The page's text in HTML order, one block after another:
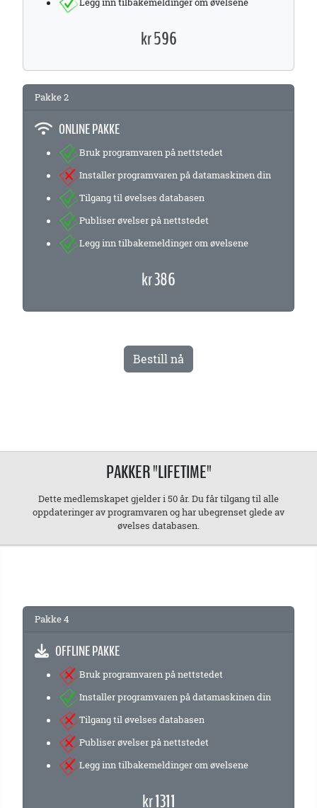
kr 596
Pakke 2
ONLINE PAKKE
Bruk programvaren på nettstedet
Installer programvaren på datamaskinen din
Tilgang til øvelses databasen
Publiser øvelser på nettstedet
Legg inn tilbakemeldinger om øvelsene
kr 386
Bestill nå
PAKKER "LIFETIME"
Dette medlemskapet gjelder i 50 år. Du får tilgang til alle
oppdateringer av programvaren og har ubegrenset glede av
øvelses databasen.
Pakke 4
OFFLINE PAKKE
Bruk programvaren på nettstedet
Installer programvaren på datamaskinen din
Tilgang til øvelses databasen
Publiser øvelser på nettstedet
Legg inn tilbakemeldinger om øvelsene
kr 1311